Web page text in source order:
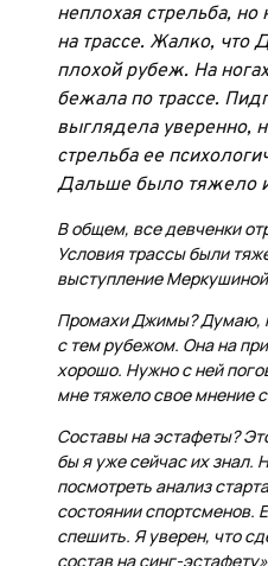
неплохая стрельба,
на трассе. Жалко,
плохой рубеж. На
бежала по трассе.
выглядела уверенно,
стрельба ее
Дальше было тяжело
В общем, все девченки
Условия трассы были
выступление
Промахи Джимы? Думаю,
с тем рубежом. Она на
хорошо. Нужно с ней
мне тяжело свое мнение
Составы на эстафеты?
бы я уже сейчас их знал.
посмотреть анализ
состоянии спортсменов.
спешить. Я уверен, что
состав на синг-